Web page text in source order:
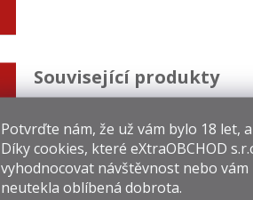
Potvrďte nám​​, že už vám bylo 18 let,
Díky cookies, které eXtraOBCHOD
vyhodnocovat návštěvnost nebo
neutekla oblíbená dobrota.
Související produkty